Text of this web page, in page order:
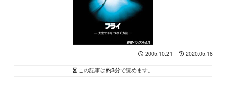
2005.10.21 2020.05.18
この記事は約3分で読めます。